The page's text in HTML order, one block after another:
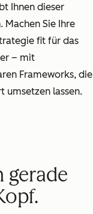
Ihnen dieser
Machen Sie Ihre
fit für das
– mit
Frameworks, die
umsetzen lassen.
gerade